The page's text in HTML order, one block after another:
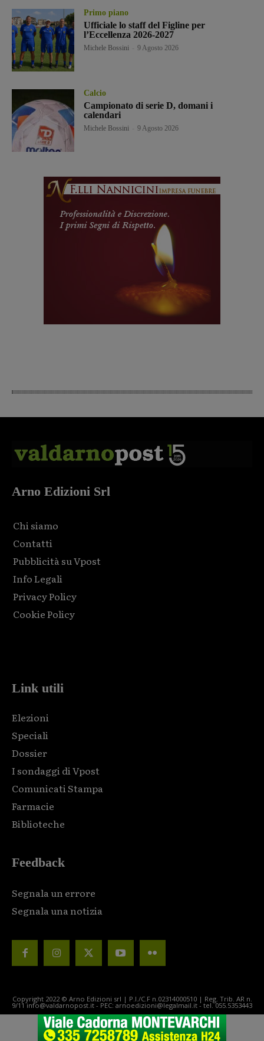
Primo piano
Ufficiale lo staff del Figline per
l’Eccellenza 2026-2027
Michele Bossini 9 Agosto 2026
Calcio
Campionato di serie D, domani i
calendari
Michele Bossini 9 Agosto 2026
Arno Edizioni Srl
Chi siamo
Contatti
Pubblicità su Vpost
Info Legali
Privacy Policy
Cookie Policy
Link utili
Elezioni
Speciali
Dossier
I sondaggi di Vpost
Comunicati Stampa
Farmacie
Biblioteche
Feedback
Segnala un errore
Segnala una notizia
Copyright 2022 © Arno Edizioni srl | P.I./C.F n.02314000510 | Reg. Trib. AR n.
9/11 info@valdarnopost.it - PEC: arnoedizioni@legalmail.it - tel. 055.5353443